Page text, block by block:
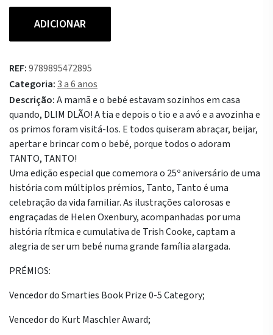
Tanto,
ADICIONAR
REF:9789895472895
Categoria:3 a 6 anos
Descrição:A mamã e o bebé estavam sozinhos em casa
quando, DLIM DLÃO! A tia e depois o tio e a avó e a avozinha e
os primos foram visitá-los. E todos quiseram abraçar, beijar,
apertar e brincar com o bebé, porque todos o adoram
TANTO, TANTO!
Uma edição especial que comemora o 25º aniversário de uma
história com múltiplos prémios, Tanto, Tanto é uma
celebração da vida familiar. As ilustrações calorosas e
engraçadas de Helen Oxenbury, acompanhadas por uma
história rítmica e cumulativa de Trish Cooke, captam a
alegria de ser um bebé numa grande família alargada.
PRÉMIOS:
Vencedor do Smarties Book Prize 0-5 Category;
Vencedor do Kurt Maschler Award;